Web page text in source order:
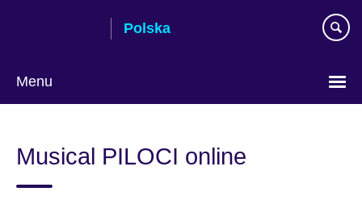
Polska
Menu
Musical PILOCI online